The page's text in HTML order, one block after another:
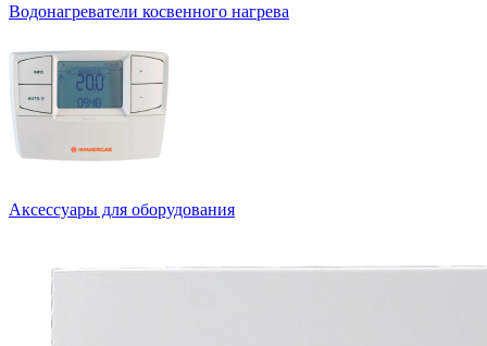
Водонагреватели косвенного нагрева
Аксессуары для оборудования